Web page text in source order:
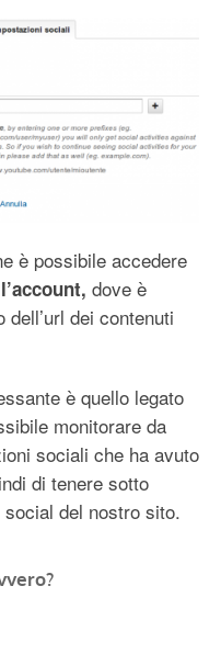
è possibile accedere
dove è
dei contenuti
è quello legato
monitorare da
sociali che ha avuto
di tenere sotto
del nostro sito.